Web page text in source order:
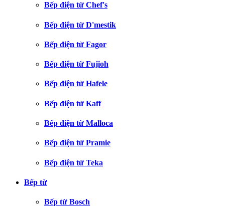
Bếp điện từ Chef's
Bếp điện từ D'mestik
Bếp điện từ Fagor
Bếp điện từ Fujioh
Bếp điện từ Hafele
Bếp điện từ Kaff
Bếp điện từ Malloca
Bếp điện từ Pramie
Bếp điện từ Teka
Bếp từ
Bếp từ Bosch